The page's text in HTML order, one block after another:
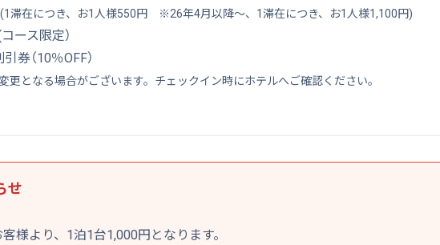
滞在につき、お1人様550円 ※26年4月以降～、1滞在につき、お1人様1,100円)
ース限定）
（10％OFF）
となる場合がございます。チェックイン時にホテルへご確認ください。
せ
様より、1泊1台1,000円となります。